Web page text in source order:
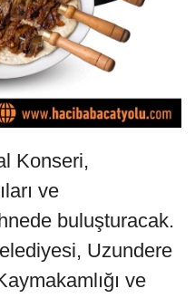
Konseri,
ve
buluşturacak.
Uzundere
ve